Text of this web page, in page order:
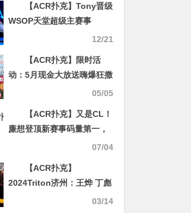
【ACR扑克】Tony晋级
WSOP天堂超级主赛事
Day3，丹牛止步170名，12/21
【ACR扑克】限时活
动：5月现金大放送嗨爆狂撒
05/05
【ACR扑克】又是CL！
廉想登顶新赛事码量第一，
国人连续两天霸榜WSOP！
07/04
【ACR扑克】
2024Triton济州：王烨 丁彪
陈东分别获4w神秘赏金赛第
03/14